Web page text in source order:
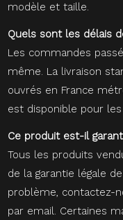
modèle et taille.
Quels sont les délais
Les commandes
même. La livraison
ouvrés en France
est disponible pour
Ce produit est-il
Tous les produits
de la garantie légale
problème, contactez-
par email. Certaines